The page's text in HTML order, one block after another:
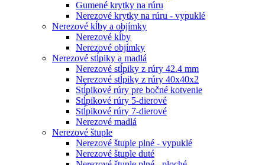
Gumené krytky na rúru
Nerezové krytky na rúru - vypuklé
Nerezové kĺby a objímky
Nerezové kĺby
Nerezové objímky
Nerezové stĺpiky a madlá
Nerezové stĺpiky z rúry 42.4 mm
Nerezové stĺpiky z rúry 40x40x2
Stĺpikové rúry pre bočné kotvenie
Stĺpikové rúry 5-dierové
Stĺpikové rúry 7-dierové
Nerezové madlá
Nerezové štuple
Nerezové štuple plné - vypuklé
Nerezové štuple duté